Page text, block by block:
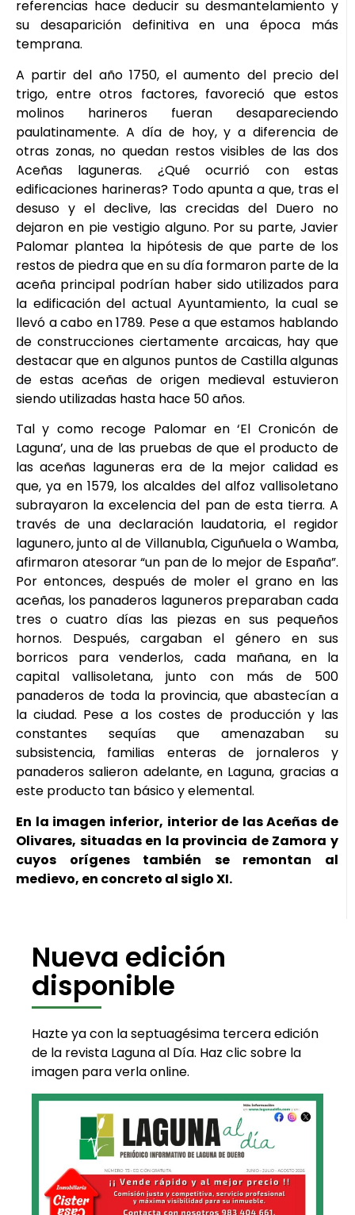
referencias hace deducir su desmantelamiento y
su desaparición definitiva en una época más
temprana.
A partir del año 1750, el aumento del precio del
trigo, entre otros factores, favoreció que estos
molinos harineros fueran desapareciendo
paulatinamente. A día de hoy, y a diferencia de
otras zonas, no quedan restos visibles de las dos
Aceñas laguneras. ¿Qué ocurrió con estas
edificaciones harineras? Todo apunta a que, tras el
desuso y el declive, las crecidas del Duero no
dejaron en pie vestigio alguno. Por su parte, Javier
Palomar plantea la hipótesis de que parte de los
restos de piedra que en su día formaron parte de la
aceña principal podrían haber sido utilizados para
la edificación del actual Ayuntamiento, la cual se
llevó a cabo en 1789. Pese a que estamos hablando
de construcciones ciertamente arcaicas, hay que
destacar que en algunos puntos de Castilla algunas
de estas aceñas de origen medieval estuvieron
siendo utilizadas hasta hace 50 años.
Tal y como recoge Palomar en ‘El Cronicón de
Laguna’, una de las pruebas de que el producto de
las aceñas laguneras era de la mejor calidad es
que, ya en 1579, los alcaldes del alfoz vallisoletano
subrayaron la excelencia del pan de esta tierra. A
través de una declaración laudatoria, el regidor
lagunero, junto al de Villanubla, Ciguñuela o Wamba,
afirmaron atesorar “un pan de lo mejor de España”.
Por entonces, después de moler el grano en las
aceñas, los panaderos laguneros preparaban cada
tres o cuatro días las piezas en sus pequeños
hornos. Después, cargaban el género en sus
borricos para venderlos, cada mañana, en la
capital vallisoletana, junto con más de 500
panaderos de toda la provincia, que abastecían a
la ciudad. Pese a los costes de producción y las
constantes sequías que amenazaban su
subsistencia, familias enteras de jornaleros y
panaderos salieron adelante, en Laguna, gracias a
este producto tan básico y elemental.
En la imagen inferior, interior de las Aceñas de
Olivares, situadas en la provincia de Zamora y
cuyos orígenes también se remontan al
medievo, en concreto al siglo XI.
Nueva edición
disponible
Hazte ya con la septuagésima tercera edición
de la revista Laguna al Día. Haz clic sobre la
imagen para verla online.